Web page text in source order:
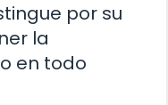
por su
la
en todo